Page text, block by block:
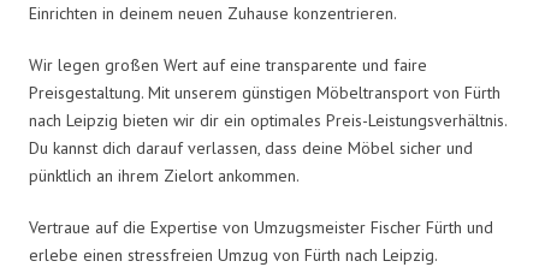
Einrichten in deinem neuen Zuhause konzentrieren.
Wir legen großen Wert auf eine transparente und faire
Preisgestaltung. Mit unserem günstigen Möbeltransport von Fürth
nach Leipzig bieten wir dir ein optimales Preis-Leistungsverhältnis.
Du kannst dich darauf verlassen, dass deine Möbel sicher und
pünktlich an ihrem Zielort ankommen.
Vertraue auf die Expertise von Umzugsmeister Fischer Fürth und
erlebe einen stressfreien Umzug von Fürth nach Leipzig.